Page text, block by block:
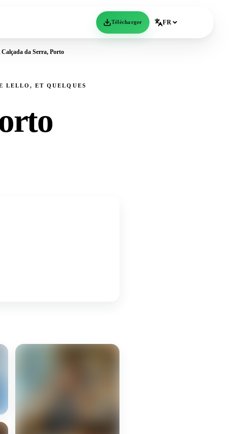
Télécharger FR
Calçada da Serra, Porto
LELLO, ET QUELQUES